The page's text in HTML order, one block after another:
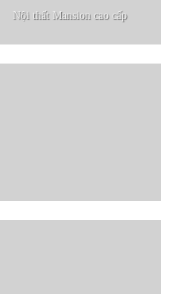
Nội thất Mansion cao cấp